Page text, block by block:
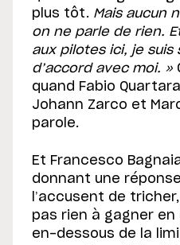
plus tôt. Mais aucun
on ne parle de rien.
aux pilotes ici, je suis
d’accord avec moi. »
quand Fabio
Johann Zarco et
parole.
Et Francesco
donnant une
l’accusent de
pas rien à gagner
en-dessous de la